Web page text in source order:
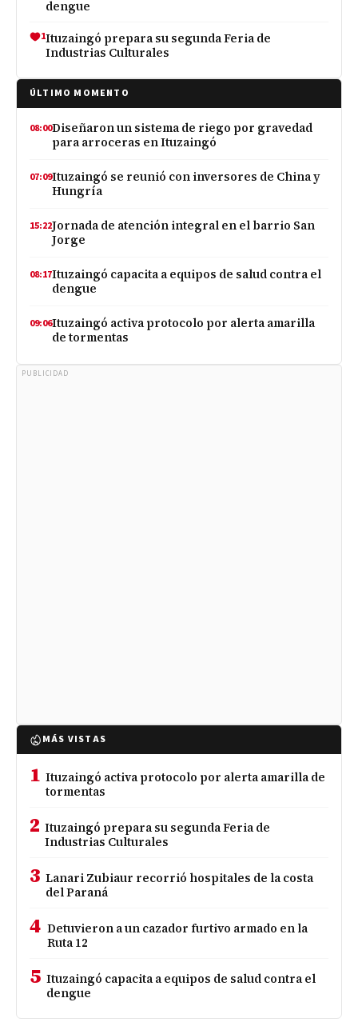
dengue
1Ituzaingó prepara su segunda Feria de
Industrias Culturales
ÚLTIMO MOMENTO
08:00Diseñaron un sistema de riego por gravedad
para arroceras en Ituzaingó
07:09Ituzaingó se reunió con inversores de China y
Hungría
15:22Jornada de atención integral en el barrio San
Jorge
08:17Ituzaingó capacita a equipos de salud contra el
dengue
09:06Ituzaingó activa protocolo por alerta amarilla
de tormentas
PUBLICIDAD
MÁS VISTAS
1 Ituzaingó activa protocolo por alerta amarilla de
tormentas
2 Ituzaingó prepara su segunda Feria de
Industrias Culturales
3 Lanari Zubiaur recorrió hospitales de la costa
del Paraná
4 Detuvieron a un cazador furtivo armado en la
Ruta 12
5 Ituzaingó capacita a equipos de salud contra el
dengue